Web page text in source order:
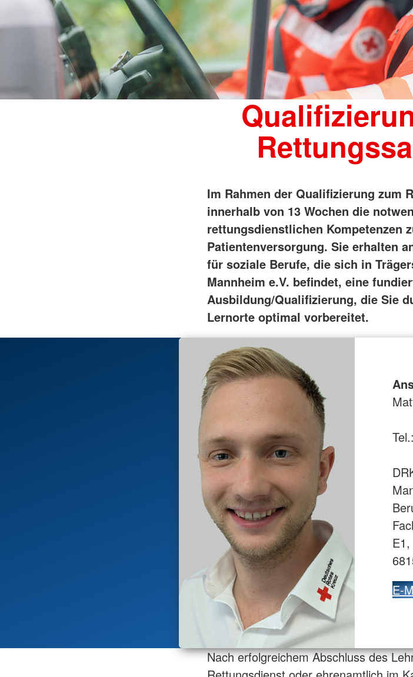
Küchenteam
Rettungsdienst
Rettungshundestaffel
Sanitätsdienst
Migration und
Beratung
Integration in den
Suchdienst
Youngster
Reanimationstraining
Vorschulprogramm
Im Rahmen der Qualifizierung zum
innerhalb von 13 Wochen die
rettungsdienstlichen Kompetenzen
Patientenversorgung. Sie erhalten
für soziale Berufe, die sich in
Mannheim e.V. befindet, eine
Ausbildung/Qualifizierung, die Sie
Lernorte optimal vorbereitet.
E-
Nach erfolgreichem Abschluss des